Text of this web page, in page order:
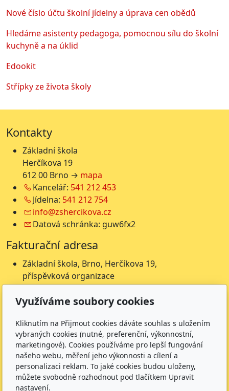
Nové číslo účtu školní jídelny a úprava cen obědů
Hledáme asistenty pedagoga, pomocnou sílu do školní
kuchyně a na úklid
Edookit
Střípky ze života školy
Kontakty
Základní škola
Herčíkova 19
612 00 Brno → mapa
Kancelář: 541 212 453
Jídelna: 541 212 754
info@zshercikova.cz
Datová schránka: guw6fx2
Fakturační adresa
Základní škola, Brno, Herčíkova 19,
příspěvková organizace
Herčíkova 19
612 00 Brno
Nejsme plátci DPH
Čísla účtů
Škola: 27225621/0100
Jídelna: 1027831896/0100
Využíváme soubory cookies
Kliknutím na Přijmout cookies dáváte souhlas s uložením
vybraných cookies (nutné, preferenční, výkonnostní,
marketingové). Cookies používáme pro lepší fungování
našeho webu, měření jeho výkonnosti a cílení a
personalizaci reklam. To jaké cookies budou uloženy,
můžete svobodně rozhodnout pod tlačítkem Upravit
nastavení.